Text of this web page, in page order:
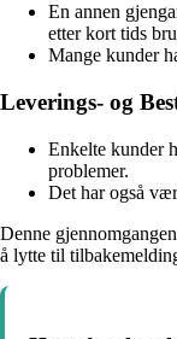
En annen
etter kort tids
Mange kunder
Leverings- og
Enkelte kunder
problemer.
Det har også
Denne
å lytte til